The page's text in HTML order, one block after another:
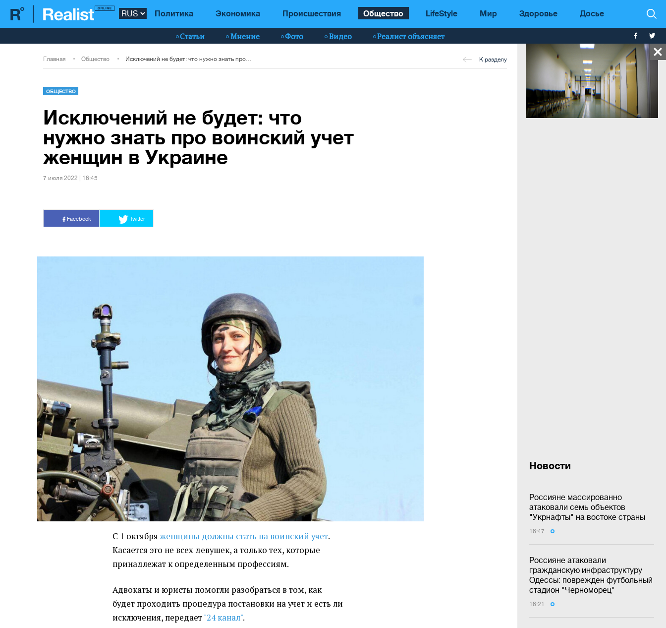
Политика Экономика Происшествия Общество LifeStyle Мир Здоровье Досье
Статьи Мнение Фото Видео Реалист объясняет
Новости
Россияне массированно
атаковали семь объектов
"Укрнафты" на востоке страны
16:47
Россияне атаковали
гражданскую инфраструктуру
Одессы: поврежден футбольный
стадион "Черноморец"
16:21
Главная Общество К разделу
ОБЩЕСТВО
Исключений не будет: что
нужно знать про воинский учет
женщин в Украине
7 июля 2022 | 16:45
Facebook Twitter
С 1 октябряженщины должны стать на воинский учет.
Касается это не всех девушек, а только тех, которые
принадлежат к определенным профессиям.
Адвокаты и юристы помогли разобраться в том, как
будет проходить процедура постановки на учет и есть ли
исключения, передает"24 канал".